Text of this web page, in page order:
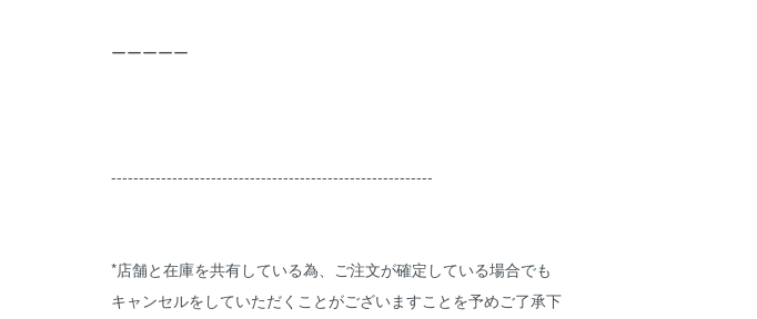
ーーーーー
----------------------------------------------------------
*店舗と在庫を共有している為、ご注文が確定している場合でも
キャンセルをしていただくことがございますことを予めご了承下